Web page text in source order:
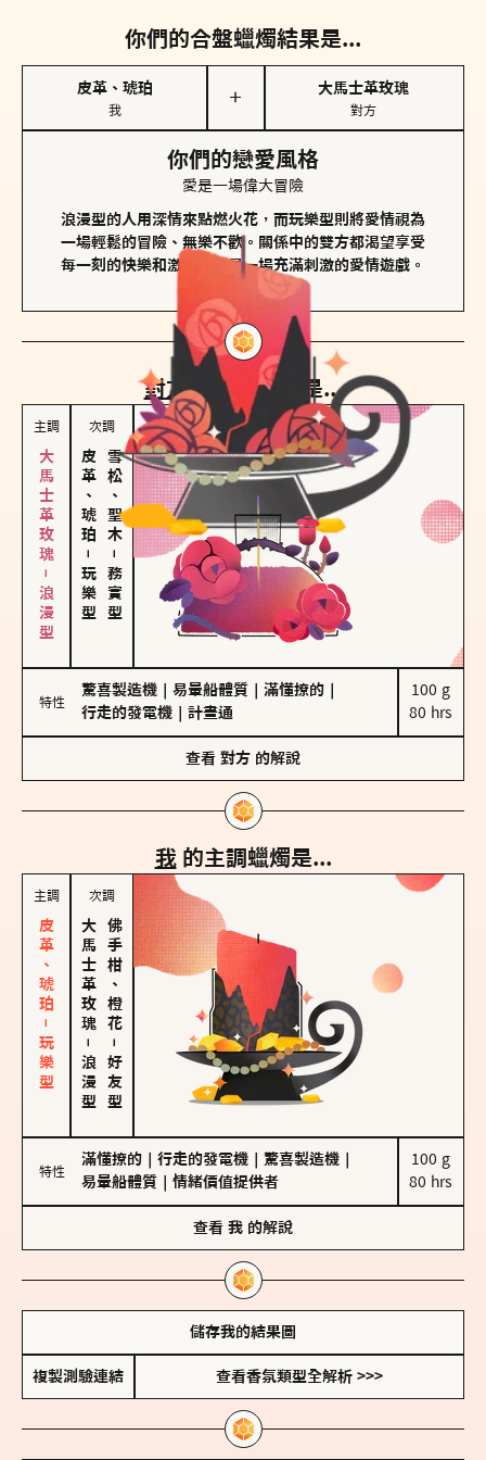
你們的合盤蠟燭結果是...
皮革、琥珀
我
＋
大馬士革玫瑰
對方
你們的戀愛風格
愛是一場偉大冒險
浪漫型的人用深情來點燃火花，而玩樂型則將愛情視為
一場輕鬆的冒險、無樂不歡。關係中的雙方都渴望享受
每一刻的快樂和激動，像是一場充滿刺激的愛情遊戲。
對方的主調蠟燭是...
主調
大馬士革玫瑰－浪漫型
次調
皮革、琥珀
－
玩樂型
雪松、聖木
－
務實型
特性
驚喜製造機 易暈船體質 滿懂撩的
行走的發電機
計畫通
100 g
80 hrs
查看 對方 的解說
我 的主調蠟燭是...
主調
皮革、琥珀－玩樂型
次調
大馬士革玫瑰
－
浪漫型
佛手柑、橙花
－
好友型
特性
滿懂撩的 行走的發電機 驚喜製造機
易暈船體質
情緒價值提供者
100 g
80 hrs
查看 我 的解說
儲存我的結果圖
複製測驗連結 查看香氛類型全解析 >>>